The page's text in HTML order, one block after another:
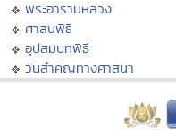
พระอารามหลวง
ศาสนพิธี
อุปสมบทพิธี
วันสำคัญทางศาสนา